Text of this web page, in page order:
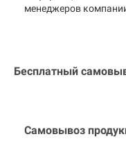
менеджеров
Бесплатный
Самовывоз